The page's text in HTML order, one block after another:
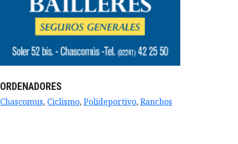
ORDENADORES
Chascomus, Ciclismo,Polideportivo,Ranchos